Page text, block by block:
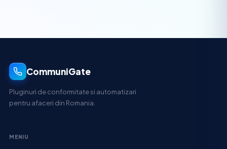
CommuniGate
Pluginuri de conformitate si automatizari
pentru afaceri din Romania.
MENIU